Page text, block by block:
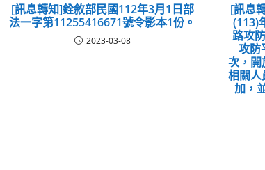
[訊息轉知]銓敘部民國112年3月1日部
法一字第11255416671號令影本1份。
2023-03-08
[訊息
(113)
路攻
攻防
次，開
相關人
加，